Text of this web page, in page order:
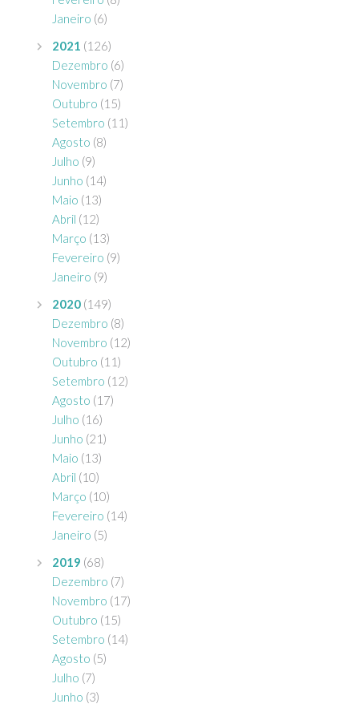
Janeiro (6)
2021 (126)
Dezembro (6)
Novembro (7)
Outubro (15)
Setembro (11)
Agosto (8)
Julho (9)
Junho (14)
Maio (13)
Abril (12)
Março (13)
Fevereiro (9)
Janeiro (9)
2020 (149)
Dezembro (8)
Novembro (12)
Outubro (11)
Setembro (12)
Agosto (17)
Julho (16)
Junho (21)
Maio (13)
Abril (10)
Março (10)
Fevereiro (14)
Janeiro (5)
2019 (68)
Dezembro (7)
Novembro (17)
Outubro (15)
Setembro (14)
Agosto (5)
Julho (7)
Junho (3)